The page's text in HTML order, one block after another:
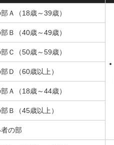
Ａ（18歳～39歳）
Ｂ（40歳～49歳）
Ｃ（50歳～59歳）
Ｄ（60歳以上）
Ａ（18歳～44歳）
Ｂ（45歳以上）
の部